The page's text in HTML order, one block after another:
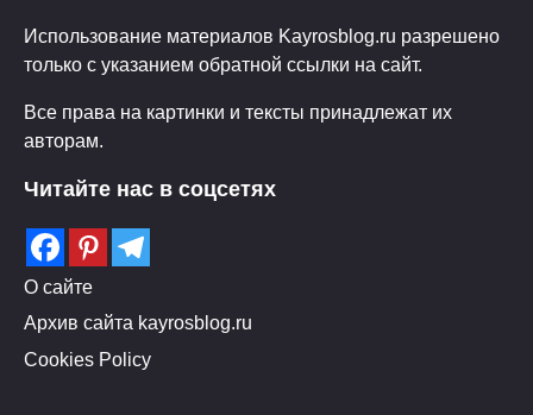
Использование материалов Kayrosblog.ru разрешено
только с указанием обратной ссылки на сайт.
Все права на картинки и тексты принадлежат их
авторам.
Читайте нас в соцсетях
О сайте
Архив сайта kayrosblog.ru
Cookies Policy